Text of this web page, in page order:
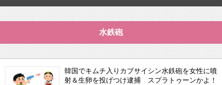
水鉄砲
韓国でキムチ入りカプサイシン水鉄砲を女性に噴
射＆生卵を投げつけ逮捕 スプラトゥーンかよ！